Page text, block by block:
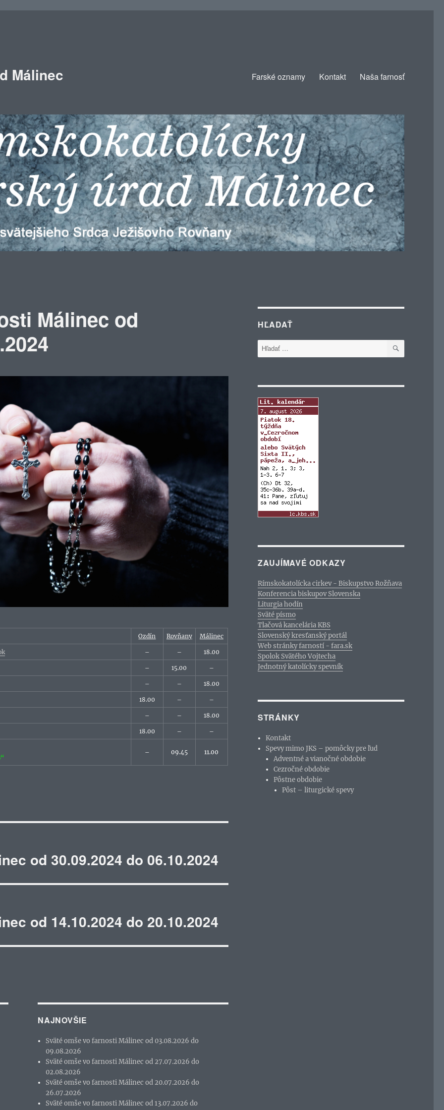
Málinec Farské oznamy Kontakt Naša farnosť
Málinec od
Ozdín Rovňany Málinec
– – 18.00
– 15.00 –
– – 18.00
18.00 – –
– – 18.00
18.00 – –
– 09.45 11.00
od 30.09.2024 do 06.10.2024
od 14.10.2024 do 20.10.2024
NAJNOVŠIE
Sväté omše vo farnosti Málinec od 03.08.2026 do
09.08.2026
Sväté omše vo farnosti Málinec od 27.07.2026 do
02.08.2026
Sväté omše vo farnosti Málinec od 20.07.2026 do
26.07.2026
Sväté omše vo farnosti Málinec od 13.07.2026 do
HĽADAŤ
Hľadať:
ZAUJÍMAVÉ ODKAZY
Rímskokatolícka cirkev - Biskupstvo Rožňava
Konferencia biskupov Slovenska
Liturgia hodín
Sväté písmo
Tlačová kancelária KBS
Slovenský kresťanský portál
Web stránky farností - fara.sk
Spolok Svätého Vojtecha
Jednotný katolícky spevník
STRÁNKY
Kontakt
Spevy mimo JKS – pomôcky pre ľud
Adventné a vianočné obdobie
Cezročné obdobie
Pôstne obdobie
Pôst – liturgické spevy